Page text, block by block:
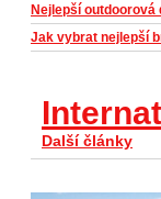
Nejlepší outdoorová
Jak vybrat nejlepší
Další články